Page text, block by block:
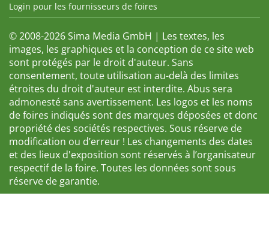
Login pour les fournisseurs de foires
© 2008-2026 Sima Media GmbH | Les textes, les
images, les graphiques et la conception de ce site web
sont protégés par le droit d'auteur. Sans
consentement, toute utilisation au-delà des limites
étroites du droit d'auteur est interdite. Abus sera
admonesté sans avertissement. Les logos et les noms
de foires indiqués sont des marques déposées et donc
propriété des sociétés respectives. Sous réserve de
modification ou d’erreur ! Les changements des dates
et des lieux d'exposition sont réservés à l’organisateur
respectif de la foire. Toutes les données sont sous
réserve de garantie.